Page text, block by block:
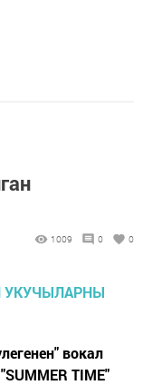
1009 0 0
вокал
TIME"